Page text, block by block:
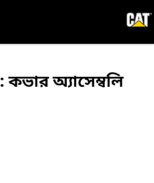
: কভার অ্যাসেম্বলি